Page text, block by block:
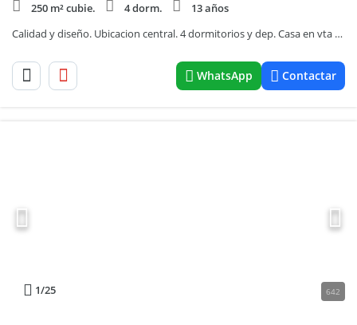
250 m² cubie.
4 dorm.
13 años
Calidad y diseño. Ubicacion central. 4 dormitorios y dep. Casa en vta en San Carlos C.C.
WhatsApp Contactar
1/25 642